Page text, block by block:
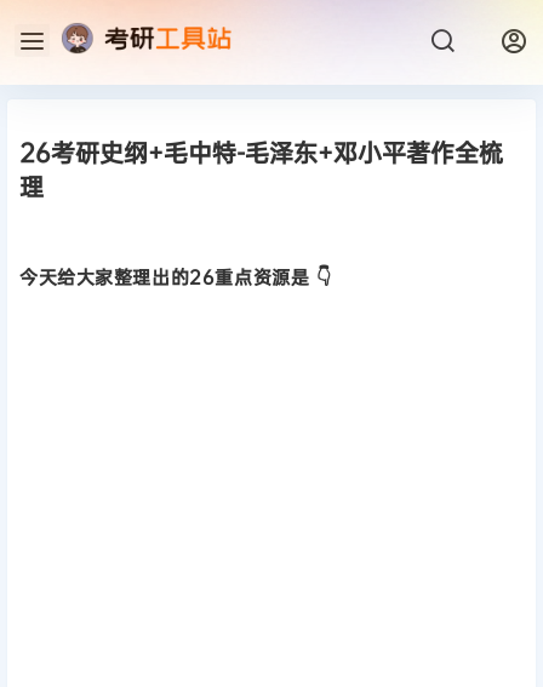
26考研史纲+毛中特-毛泽东+邓小平著作全梳
理
今天给大家整理出的26重点资源是 👇